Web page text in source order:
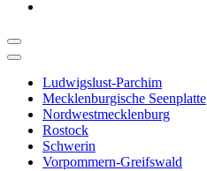
Ludwigslust-Parchim
Mecklenburgische Seenplatte
Nordwestmecklenburg
Rostock
Schwerin
Vorpommern-Greifswald